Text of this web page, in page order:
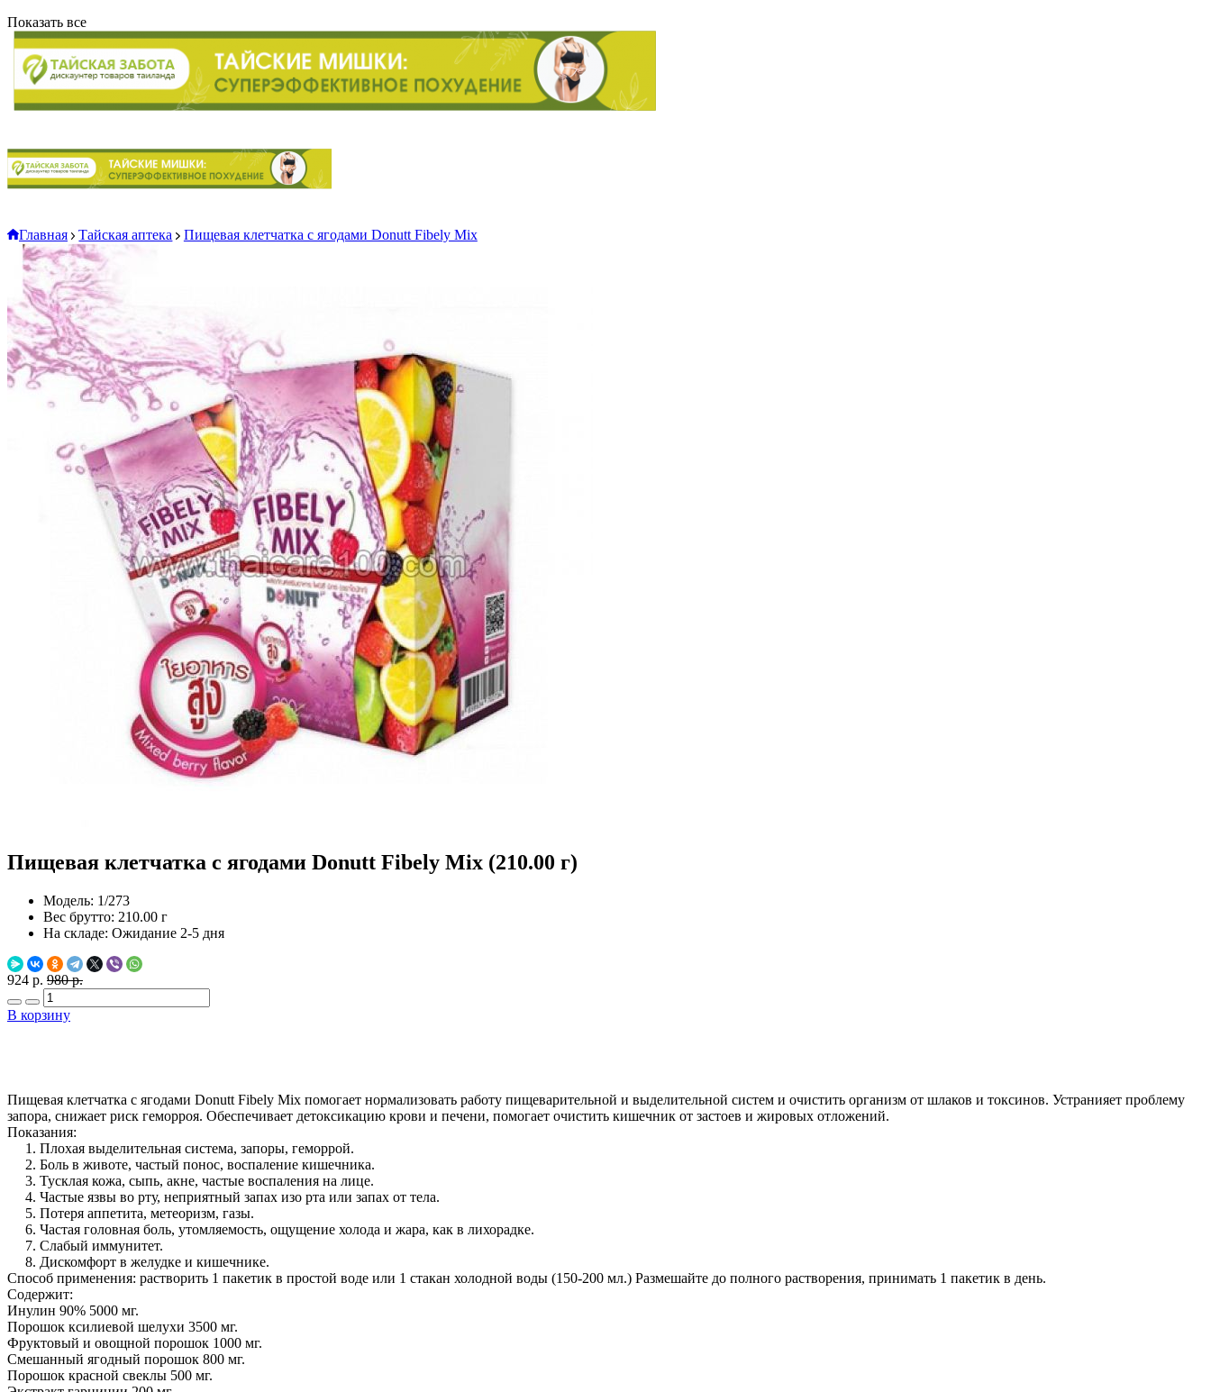
Показать все
Главная Тайская аптека Пищевая клетчатка с ягодами Donutt Fibely Mix
Пищевая клетчатка с ягодами Donutt Fibely Mix (210.00 г)
Модель: 1/273
Вес брутто: 210.00 г
На складе: Ожидание 2-5 дня
924 р. 980 р.
В корзину
Пищевая клетчатка с ягодами Donutt Fibely Mix помогает нормализовать работу пищеварительной и выделительной систем и очистить организм от шлаков и токсинов. Устранияет проблему
запора, снижает риск геморроя. Обеспечивает детоксикацию крови и печени, помогает очистить кишечник от застоев и жировых отложений.
Показания:
1. Плохая выделительная система, запоры, геморрой.
2. Боль в животе, частый понос, воспаление кишечника.
3. Тусклая кожа, сыпь, акне, частые воспаления на лице.
4. Частые язвы во рту, неприятный запах изо рта или запах от тела.
5. Потеря аппетита, метеоризм, газы.
6. Частая головная боль, утомляемость, ощущение холода и жара, как в лихорадке.
7. Слабый иммунитет.
8. Дискомфорт в желудке и кишечнике.
Способ применения: растворить 1 пакетик в простой воде или 1 стакан холодной воды (150-200 мл.) Размешайте до полного растворения, принимать 1 пакетик в день.
Содержит:
Инулин 90% 5000 мг.
Порошок ксилиевой шелухи 3500 мг.
Фруктовый и овощной порошок 1000 мг.
Смешанный ягодный порошок 800 мг.
Порошок красной свеклы 500 мг.